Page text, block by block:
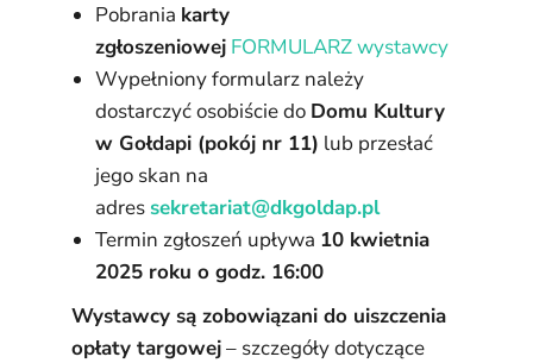
Pobrania karty
zgłoszeniowej FORMULARZ wystawcy
Wypełniony formularz należy
dostarczyć osobiście do Domu Kultury
w Gołdapi (pokój nr 11) lub przesłać
jego skan na
adres sekretariat@dkgoldap.pl
Termin zgłoszeń upływa 10 kwietnia
2025 roku o godz. 16:00
Wystawcy są zobowiązani do uiszczenia
opłaty targowej– szczegóły dotyczące